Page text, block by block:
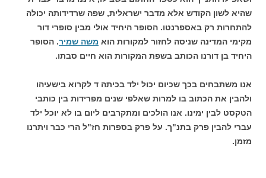
שהיא לשון הקודש אלא מדבר ישראלית, שפה שרדידותה יכולה
להתחרות רק באספרנטו. הסופר היחיד אולי מבין סופרי דור
מקימי המדינה שניסה לחזור למקורות הוא משה שמיר. הסופר
היחיד בן דורנו הכותב בשפת המקורות הוא חיים סבתו.
אנו משתבחים בכך שכיום יכול ילד בכיתה ד לקרוא בישעיהו
ולהבין את הכתוב בו למרות שאלפי שנים מפרידות בין כותבי
הטקסט לבין ימינו. אנו הולכים ומתקרבים ליום בו לא יוכל ילד
עברי להבין פרק בתנ"ך. על פרק בספרות חז"ל הרי כבר ויתרנו
מזמן.